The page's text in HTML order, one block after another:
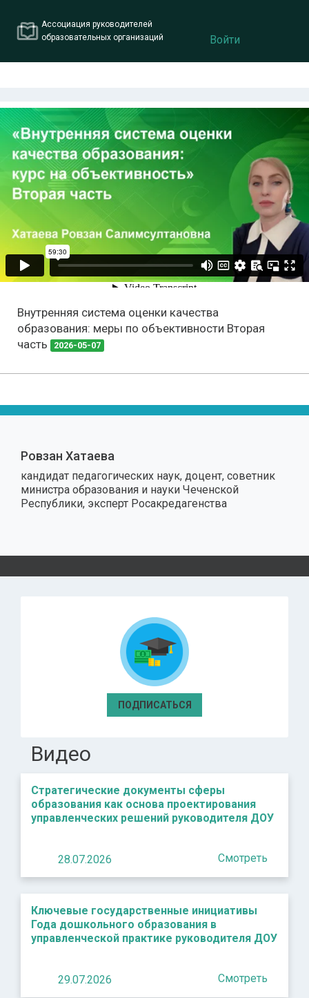
Ассоциация руководителей
образовательных организаций
Войти
Внутренняя система оценки качества
образования: меры по объективности Вторая
часть
2026-05-07
Ровзан Хатаева
кандидат педагогических наук, доцент, советник
министра образования и науки Чеченской
Республики, эксперт Росакредагенства
ПОДПИСАТЬСЯ
Видео
Стратегические документы сферы
образования как основа проектирования
управленческих решений руководителя ДОУ
28.07.2026 Смотреть
Ключевые государственные инициативы
Года дошкольного образования в
управленческой практике руководителя ДОУ
29.07.2026 Смотреть